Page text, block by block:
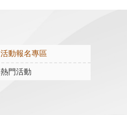
活動報名專區
熱門活動